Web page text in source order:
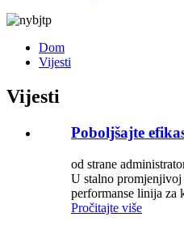
Dom
Vijesti
Vijesti
Poboljšajte
od strane
U stalno promjenjivoj
performanse linija za
Pročitajte više